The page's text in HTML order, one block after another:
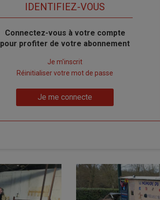
IDENTIFIEZ-VOUS
Body
Connectez-vous à votre compte
pour profiter de votre abonnement
compte"
Je m'inscrit
Réinitialiser votre mot de passe
Je me connecte